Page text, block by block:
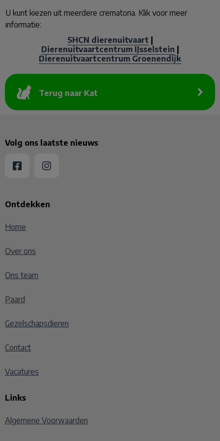
U kunt kiezen uit meerdere crematoria. Klik voor meer
informatie:
SHCN dierenuitvaart
Dierenuitvaartcentrum IJsselstein
Dierenuitvaartcentrum Groenendijk
Terug naar Kat
Ontdekken
Home
Over ons
Ons team
Paard
Gezelschapsdieren
Contact
Vacatures
Links
Algemene Voorwaarden
Volg ons laatste nieuws